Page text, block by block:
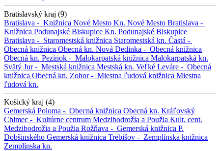
Bratislavský kraj (9)
Bratislava - Knižnica Nové Mesto Kn. Nové Mesto Bratislava -
Knižnica Podunajské Biskupice Kn. Podunajské Biskupice
Bratislava - Staromestská knižnica Staromestská kn. Častá -
Obecná knižnica Obecná kn. Nová Dedinka - Obecná knižnica
Obecná kn. Pezinok - Malokarpatská knižnica Malokarpatská kn.
Svätý Jur - Mestská knižnica Mestská kn. Veľké Leváre - Obecná
knižnica Obecná kn. Zohor - Miestna ľudová knižnica Miestna
ľudová kn.
Košický kraj (4)
Gemerská Poloma - Obecná knižnica Obecná kn. Kráľovský
Chlmec - Kultúrne centrum Medzibodrožia a Použia Kult. cent.
Medzibodrožia a Použia Rožňava - Gemerská knižnica P.
Dobšinského Gemerská knižnica Trebišov - Zemplínska knižnica
Zemplínska kn.